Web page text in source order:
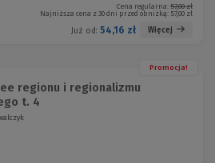
Cena regularna: 57,00 zł
Najniższa cena z 30 dni przed obniżką: 57,00 zł
Już od: 54,16 zł Więcej
Promocja!
regionu i regionalizmu
t. 4